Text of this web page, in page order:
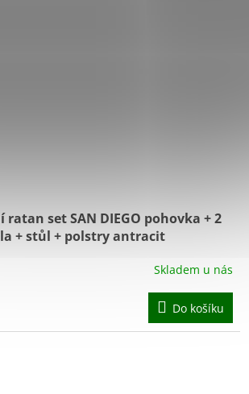
ratan set SAN DIEGO pohovka + 2
+ stůl + polstry antracit
Skladem u nás
Do košíku